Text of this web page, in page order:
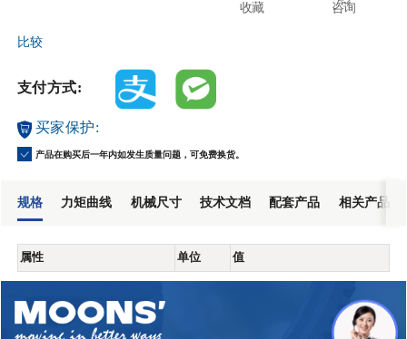
咨询
收藏
比较
支付方式:
买家保护:
产品在购买后一年内如发生质量问题，可免费换货。
规格 力矩曲线 机械尺寸 技术文档 配套产品 相关产品
属性 单位 值